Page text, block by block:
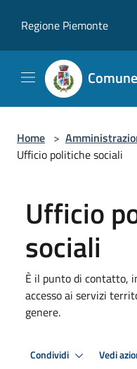
Regione Piemonte
Home >
Ufficio politiche sociali
Ufficio
sociali
È il punto di contatto,
accesso ai servizi
genere.
Condividi Vedi